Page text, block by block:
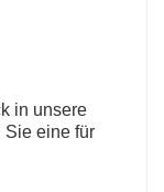
in unsere
Sie eine für